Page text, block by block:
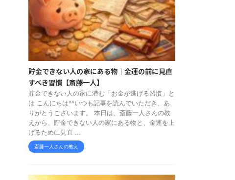
貯金できない人の家にある物｜金運の前に見直
すべき習慣【斎藤一人】
貯金できない人の家に潜む「お金が逃げる習慣」と
は こんにちは^^いつも記事を読んでいただき、あ
りがとうございます。 本日は、斎藤一人さんの教
えから、貯金できない人の家にある物と、金運を上
げるために見直 ...
斎藤一人さんの教え